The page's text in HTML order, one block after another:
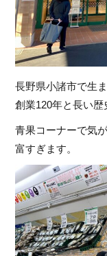
長野県小諸市で生
創業120年と長い歴
青果コーナーで気
富すぎます。